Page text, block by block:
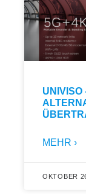
UNIVISO
MEHR ›
OKTOBER